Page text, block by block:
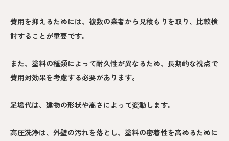
費用を抑えるためには、複数の業者から見積もりを取り、比較検
討することが重要です。
また、塗料の種類によって耐久性が異なるため、長期的な視点で
費用対効果を考慮する必要があります。
足場代は、建物の形状や高さによって変動します。
高圧洗浄は、外壁の汚れを落とし、塗料の密着性を高めるために